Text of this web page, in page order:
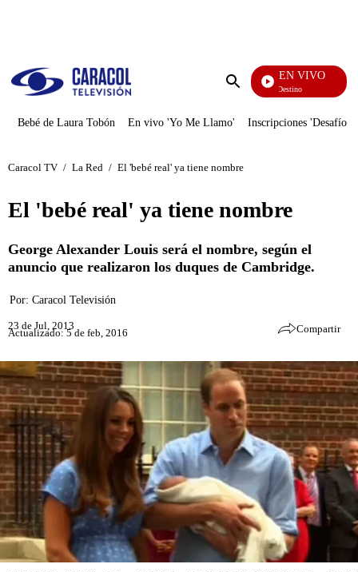
Enviar
EN VIVO
El Juego De Mi Destino
Bebé de Laura Tobón En vivo 'Yo Me Llamo' Inscripciones 'Desafío'
Caracol TV / La Red / El 'bebé real' ya tiene nombre
El 'bebé real' ya tiene nombre
George Alexander Louis será el nombre, según el
anuncio que realizaron los duques de Cambridge.
Por: Caracol Televisión
23 de Jul, 2013
Actualizado: 5 de feb, 2016 Compartir